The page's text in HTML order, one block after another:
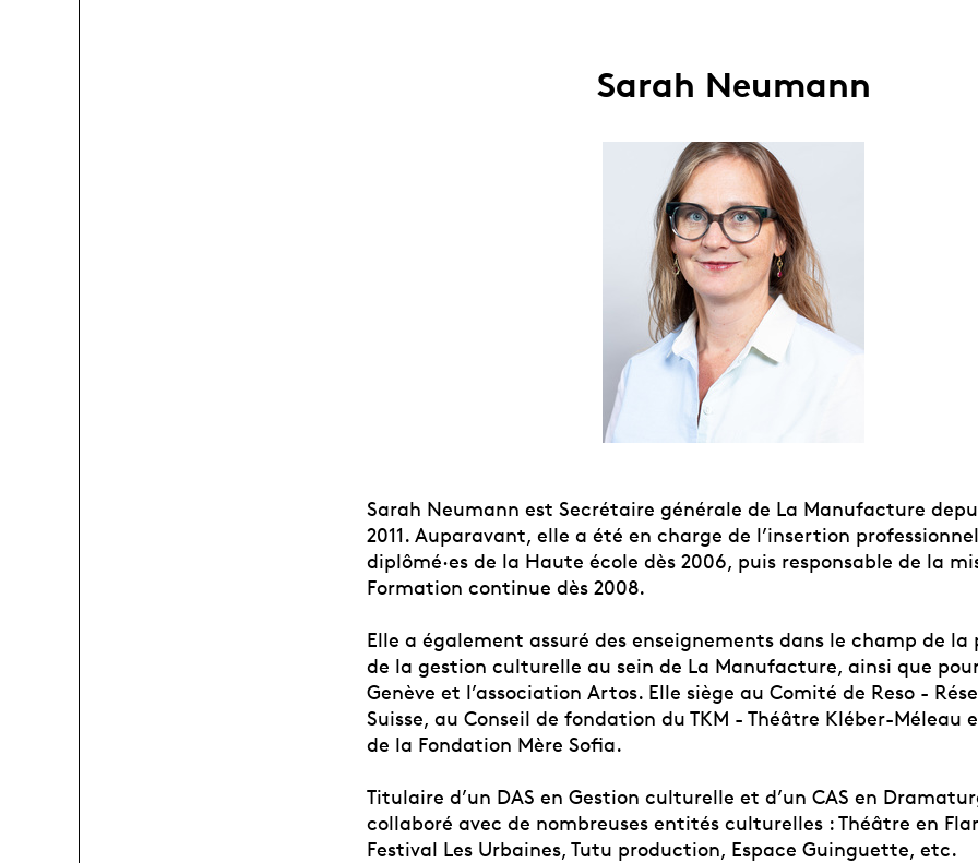
Sarah Neumann
Sarah Neumann est Secrétaire générale de La Manufacture
2011. Auparavant, elle a été en charge de l’insertion
diplômé·es de la Haute école dès 2006, puis responsable de la
Formation continue dès 2008.
Elle a également assuré des enseignements dans le champ de
de la gestion culturelle au sein de La Manufacture, ainsi que
Genève et l’association Artos. Elle siège au Comité de Reso -
Suisse, au Conseil de fondation du TKM - Théâtre Kléber-Méleau
de la Fondation Mère Sofia.
Titulaire d’un DAS en Gestion culturelle et d’un CAS en
collaboré avec de nombreuses entités culturelles : Théâtre en
Festival Les Urbaines, Tutu production, Espace Guinguette, etc.